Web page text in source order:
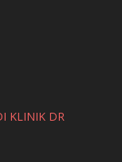
KLINIK DR